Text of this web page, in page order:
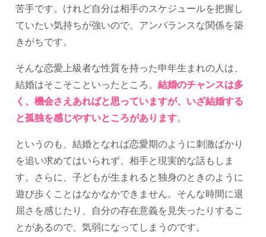
苦手です。けれど自分は相手のスケジュールを把握し
ていたい気持ちが強いので、アンバランスな関係を築
きがちです。
そんな恋愛上級者な性質を持った申年生まれの人は、
結婚はそこそこといったところ。 結婚のチャンスは多
く、機会さえあればと思っていますが、いざ結婚する
と孤独を感じやすいところがあります。
というのも、結婚となれば恋愛期のように刺激ばかり
を追い求めてはいられず、相手と現実的な話もしま
す。さらに、子どもが生まれると独身のときのように
遊び歩くことはなかなかできません。そんな時間に退
屈さを感じたり、自分の存在意義を見失ったりするこ
とがあるので、気弱になってしまうのです。